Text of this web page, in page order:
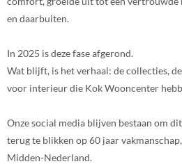
en daarbuiten.
In 2025 is deze fase afgerond.
Wat blijft, is het verhaal: de collecties,
voor interieur die Kok Wooncenter
Onze social media blijven bestaan om
terug te blikken op 60 jaar
Midden-Nederland.